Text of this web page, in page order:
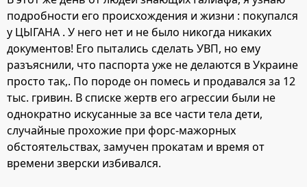
подробности его происхождения и жизни : покупался
у ЦЫГАНА . У него нет и не было никогда никаких
документов! Его пытались сделать УВП, но ему
разъяснили, что паспорта уже не делаются в Украине
просто так,. По породе он помесь и продавался за 12
тыс. гривин. В списке жертв его агрессии были не
однократно искусанные за все части тела дети,
случайные прохожие при форс-мажорных
обстоятельствах, замучен прокатам и время от
времени зверски избивался.